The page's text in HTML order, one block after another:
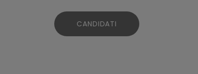
CANDIDATI